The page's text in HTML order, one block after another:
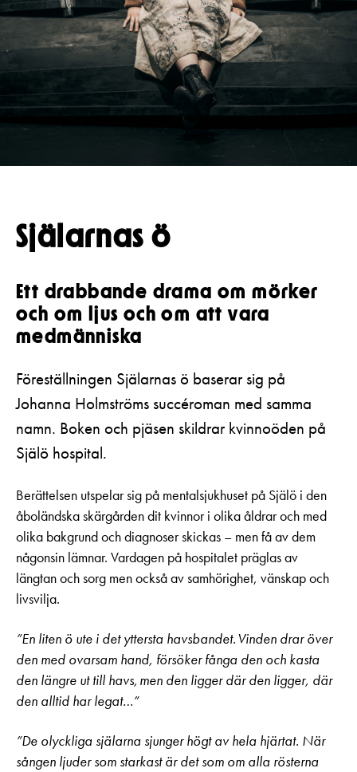
Unga
Presentkort
Tillgänglighet
Frågor & svar
Platskarta
Pedagognätverk & skolgrupper
Företag
Aktuellt
Teaterns verksamhet
Ensemble
Historia
Kontaktuppgifter
Jobba hos oss
Nyhetsbrev
Svenska Teatern Live
LOGGA IN
Själarnas ö
Ett drabbande drama om mörker
och om ljus och om att vara
medmänniska
Föreställningen Själarnas ö baserar sig på
Johanna Holmströms succéroman med samma
namn. Boken och pjäsen skildrar kvinnoöden på
Själö hospital.
Berättelsen utspelar sig på mentalsjukhuset på Själö i den
åboländska skärgården dit kvinnor i olika åldrar och med
olika bakgrund och diagnoser skickas – men få av dem
någonsin lämnar. Vardagen på hospitalet präglas av
längtan och sorg men också av samhörighet, vänskap och
livsvilja.
”En liten ö ute i det yttersta havsbandet. Vinden drar över
den med ovarsam hand, försöker fånga den och kasta
den längre ut till havs, men den ligger där den ligger, där
den alltid har legat…”
”De olyckliga själarna sjunger högt av hela hjärtat. När
sången ljuder som starkast är det som om alla rösterna